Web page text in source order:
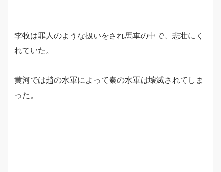
李牧は罪人のような扱いをされ馬車の中で、悲壮にく
れていた。
黄河では趙の水軍によって秦の水軍は壊滅されてしま
った。